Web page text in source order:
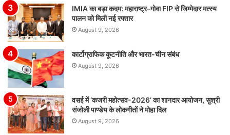
IMIA का बड़ा कदम: महाराष्ट्र–गोवा FIP से जिम्मेदार मत्स्य
पालन को मिली नई रफ्तार
August 9, 2026
कार्टोग्राफिक कूटनीति और भारत-चीन संबंध
August 9, 2026
वसई में ‘कजरी महोत्सव-2026’ का शानदार आयोजन, सुश्री
संजोली पाण्डेय के लोकगीतों ने मोहा दिल
August 9, 2026